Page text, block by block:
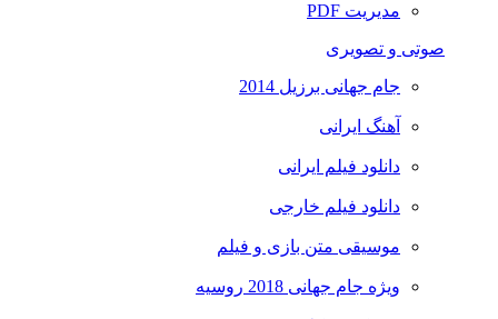
مدیریت PDF
صوتی و تصویری
جام جهانی برزیل 2014
آهنگ ایرانی
دانلود فیلم ایرانی
دانلود فیلم خارجی
موسیقی متن بازی و فیلم
ویژه جام جهانی 2018 روسیه